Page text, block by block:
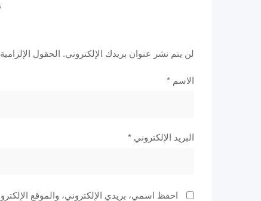
لن يتم نشر عنوان بريدك الإلكتروني. الحقول
الاسم *
البريد الإلكتروني *
احفظ اسمي، بريدي الإلكتروني، والموقع